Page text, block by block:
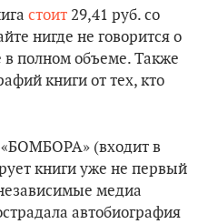
стоит 29,41 руб. со
нигде не говорится о
в полном объеме. Также
книги от тех, кто
«БОМБОРА» (входит в
книги уже не первый
медиа
автобиография